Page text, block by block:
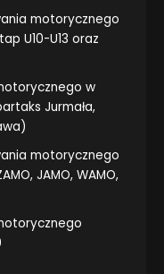
motorycznego
U10-U13 oraz
w
Jurmała,
motorycznego
JAMO, WAMO,